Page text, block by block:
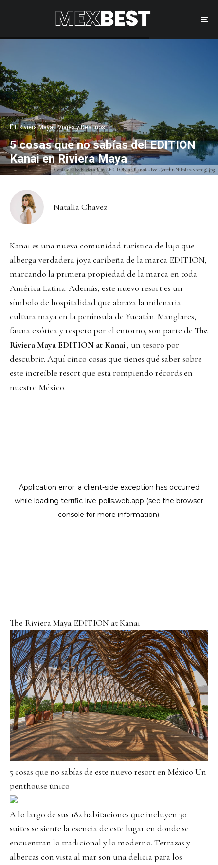
Copia-de-The-Riviera-Maya-EDITON-at-Kanai---Pool-(credit-Nikolas-Koenig).jpg
Riviera Maya Viajes y Destinos
5 cosas que no sabías del EDITION
Kanai en Riviera Maya
Natalia Chavez
Kanai es una nueva comunidad turística de lujo que
alberga verdadera joya caribeña de la marca EDITION,
marcando la primera propiedad de la marca en toda
América Latina. Además, este nuevo resort es un
símbolo de hospitalidad que abraza la milenaria
cultura maya en la península de Yucatán. Manglares,
fauna exótica y respeto por el entorno, son parte de The
Riviera Maya EDITION at Kanai , un tesoro por
descubrir. Aquí cinco cosas que tienes qué saber sobre
este increíble resort que está rompiendo récords en
nuestro México.
The Riviera Maya EDITION at Kanai
5 cosas que no sabías de este nuevo resort en México Un
penthouse único
A lo largo de sus 182 habitaciones que incluyen 30
suites se siente la esencia de este lugar en donde se
encuentran lo tradicional y lo moderno. Terrazas y
albercas con vista al mar son una delicia para los